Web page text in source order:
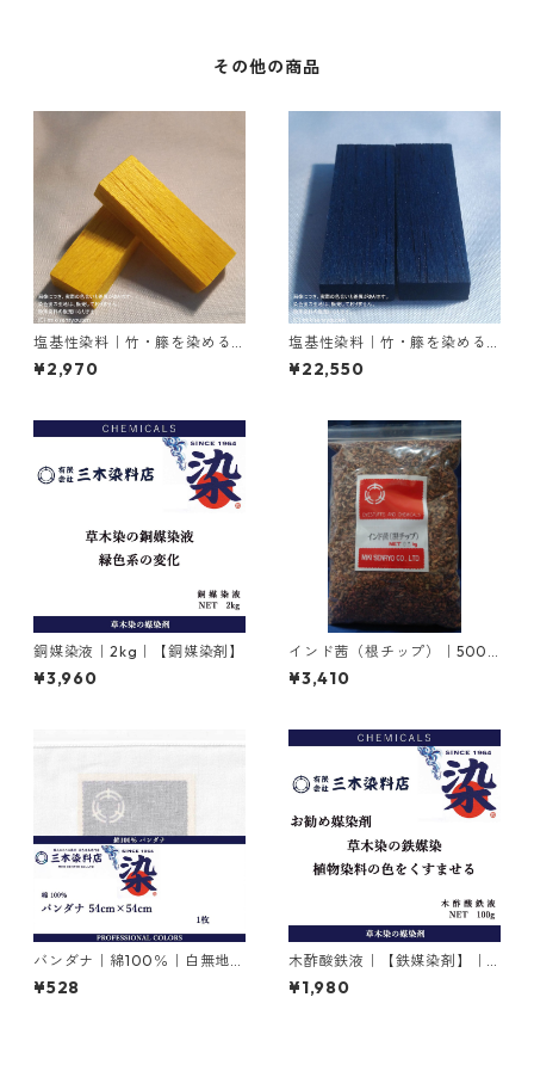
その他の商品
塩基性染料｜竹・籐を染める
｜100g｜塩基性エロー（液体
タイプ、黄色）
¥2,970
塩基性染料｜竹・籐を染める
｜1kg｜塩基性ブラック（黒色
系）
¥22,550
銅媒染液｜2kg｜【銅媒染剤】
¥3,960
インド茜（根チップ）｜500g
｜植物染料
¥3,410
バンダナ｜綿100％｜白無地｜
54cm×54cm×1枚
¥528
木酢酸鉄液｜【鉄媒染剤】｜1
00g
¥1,980